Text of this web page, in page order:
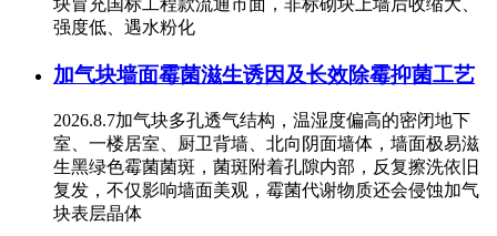
块冒充国标工程款流通市面，非标砌块上墙后收缩大、
强度低、遇水粉化
加气块墙面霉菌滋生诱因及长效除霉抑菌工艺
2026.8.7加气块多孔透气结构，温湿度偏高的密闭地下
室、一楼居室、厨卫背墙、北向阴面墙体，墙面极易滋
生黑绿色霉菌菌斑，菌斑附着孔隙内部，反复擦洗依旧
复发，不仅影响墙面美观，霉菌代谢物质还会侵蚀加气
块表层晶体